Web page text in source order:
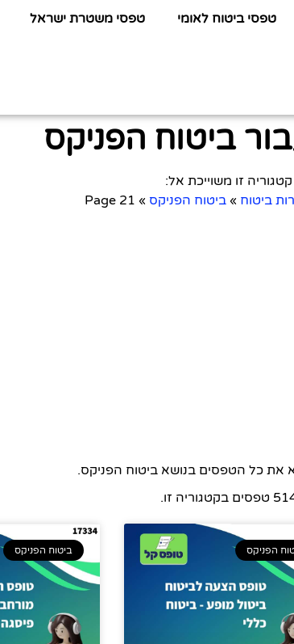
טפסי ביטוח לאומי טפסי משטרת ישראל
ביטוח הפניקס
קטגוריה זו משוייכת אל:
ביטוח » ביטוח הפניקס »
את כל הטפסים בנושא ביטוח הפניקס.
בקטגוריה זו.
הפניקס ביטוח הפניקס